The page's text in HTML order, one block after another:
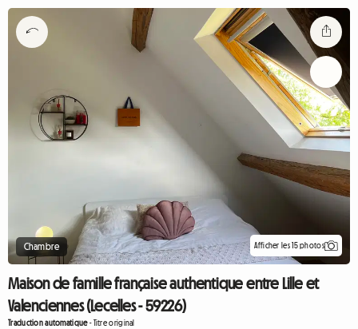
Chambre Afficher les 15 photos
Maison de famille française authentique entre Lille et
Valenciennes (Lecelles - 59226)
Traduction automatique-Titre original